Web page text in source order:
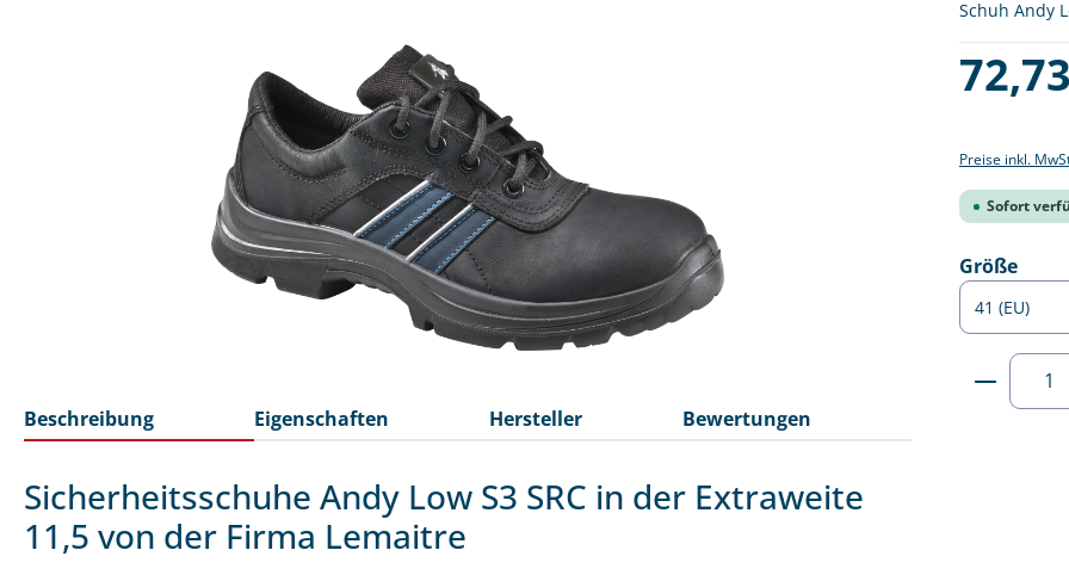
Schuh Andy
Regulärer
Preise inkl.
Sofort
Größe
Beschreibung Eigenschaften Hersteller Bewertungen
Sicherheitsschuhe Andy Low S3 SRC in der Extraweite
11,5 von der Firma Lemaitre